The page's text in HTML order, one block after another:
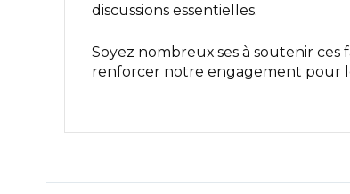
discussions essentielles.
Soyez nombreux·ses à soutenir
renforcer notre engagement pour